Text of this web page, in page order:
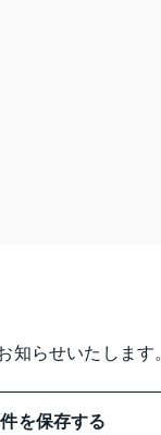
らせいたします。
を保存する